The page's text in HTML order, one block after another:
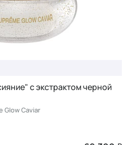
с экстрактом черной
Glow Caviar